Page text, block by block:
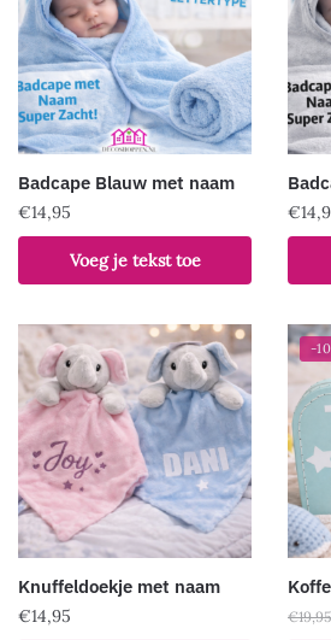
Badcape Blauw met naam
€14,95
Voeg je tekst toe
€
Knuffeldoekje met naam
€14,95
-
€19,95